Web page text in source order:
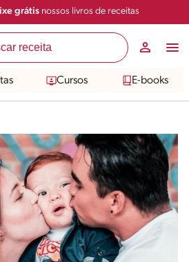
grátisnossos livros de receitas
Cursos E-books